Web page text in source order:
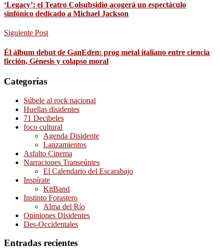
‘Legacy’: el Teatro Colsubsidio acogerá un espectáculo
sinfónico dedicado a Michael Jackson
Siguiente Post
Él álbum debut de GanEden: prog metal italiano entre ciencia
ficción, Génesis y colapso moral
Categorías
Súbele al rock nacional
Huellas disidentes
71 Decibeles
foco cultural
Agenda Disidente
Lanzamientos
Asfalto Cinema
Narraciones Transeúntes
El Calendario del Escarabajo
Inspírate
KitBand
Instinto Forastero
Alma del Río
Opiniones Disidentes
Des-Occidentales
Entradas recientes